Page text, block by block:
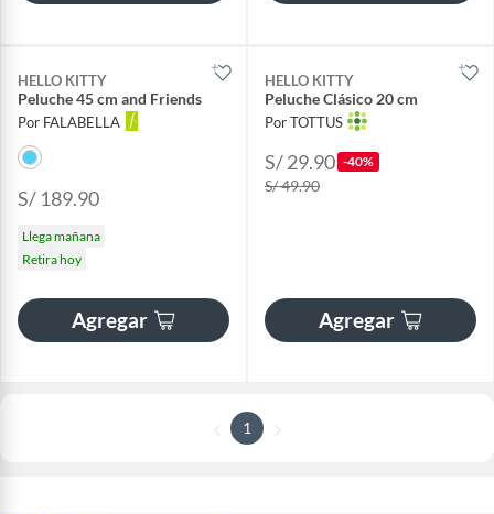
HELLO KITTY
Peluche 45 cm and Friends
Por FALABELLA
S/ 189.90
Llega mañana
Retira hoy
Agregar
HELLO KITTY
Peluche Clásico 20 cm
Por TOTTUS
S/ 29.90 -40%
S/ 49.90
Agregar
1